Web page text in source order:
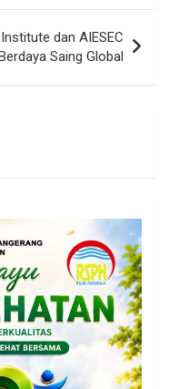
dan AIESEC
Saing Global